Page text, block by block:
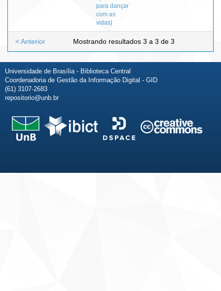
para dançar
com as
vidas]
Mostrando resultados 3 a 3 de 3
< Anterior
Universidade de Brasília - Biblioteca Central
Coordenadoria de Gestão da Informação Digital - GID
(61) 3107-2683
repositorio@unb.br